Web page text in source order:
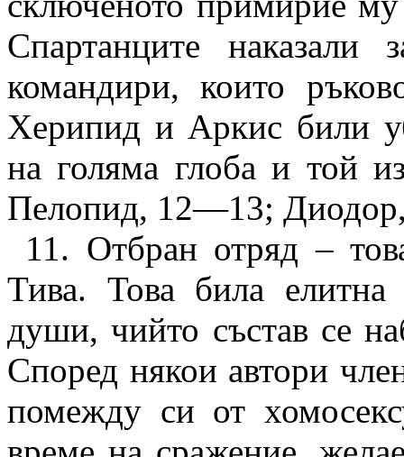
Спартанците наказали
командири, които
Херипид и Аркис били
на голяма глоба и той
Пелопид, 12—13;
11. Отбран отряд –
Тива. Това била
души, чийто състав се
Според някои автори
помежду си от